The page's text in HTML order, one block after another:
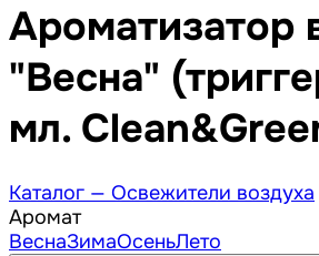
Ароматизатор
"Весна"
мл.
Каталог — Освежители воздуха
Аромат
ВеснаЗимаОсеньЛето